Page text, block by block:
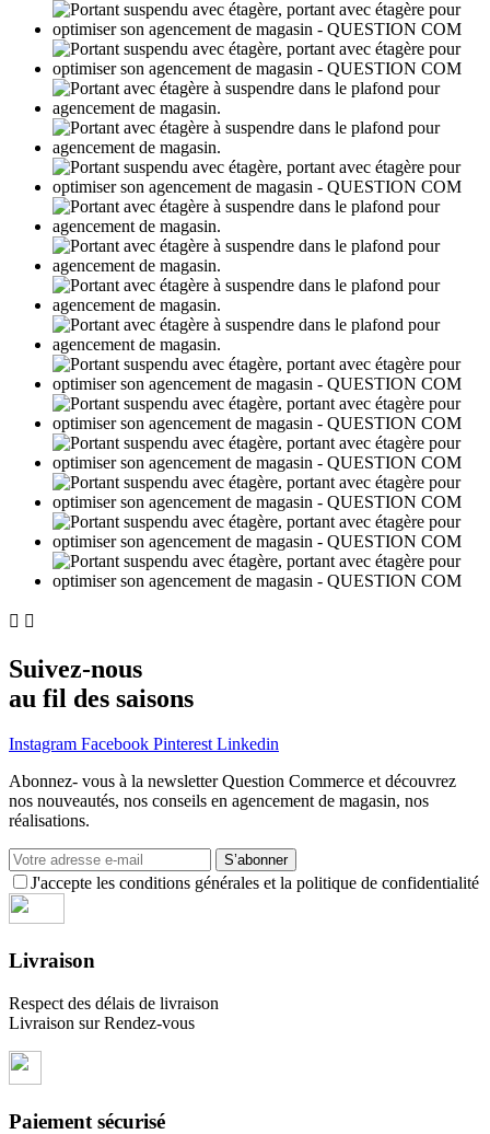
 
Suivez-nous
au fil des saisons
Instagram Facebook Pinterest Linkedin
Abonnez- vous à la newsletter Question Commerce et découvrez
nos nouveautés, nos conseils en agencement de magasin, nos
réalisations.
S’abonner
J'accepte les conditions générales et la politique de confidentialité
Livraison
Respect des délais de livraison
Livraison sur Rendez-vous
Paiement sécurisé